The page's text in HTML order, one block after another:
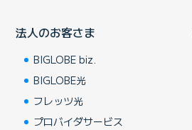
法人のお客さま
BIGLOBE biz.
BIGLOBE光
フレッツ光
プロバイダサービス